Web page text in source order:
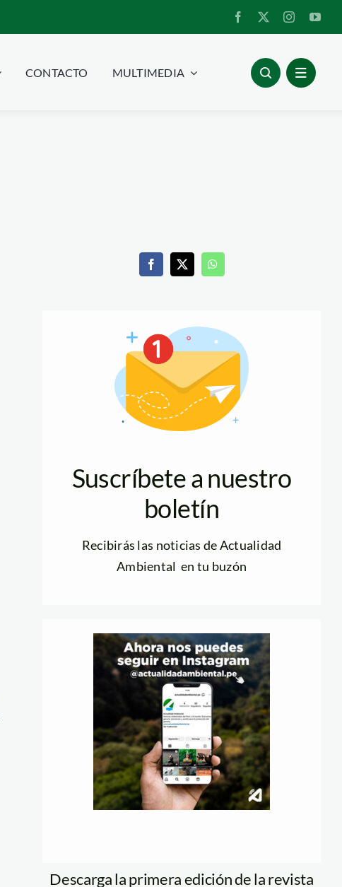
CONTACTO MULTIMEDIA
Suscríbete a nuestro
boletín
Recibirás las noticias de Actualidad
Ambiental en tu buzón
Descarga la primera edición de la revista